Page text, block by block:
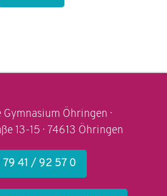
Gymnasium Öhringen ·
13-15 · 74613 Öhringen
79 41 / 92 57 0